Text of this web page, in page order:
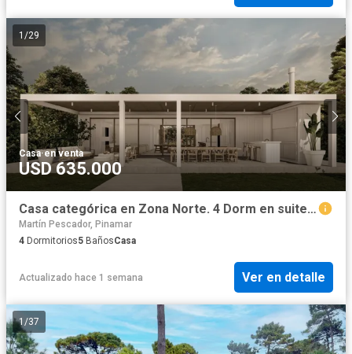
1 /29
Casa·en venta
USD 635.000
Casa categórica en Zona Norte. 4 Dorm en suite. Piscina, Financiación
Martín Pescador, Pinamar
4 Dormitorios5 BañosCasa
Actualizado hace 1 semana Ver en detalle
1 /37